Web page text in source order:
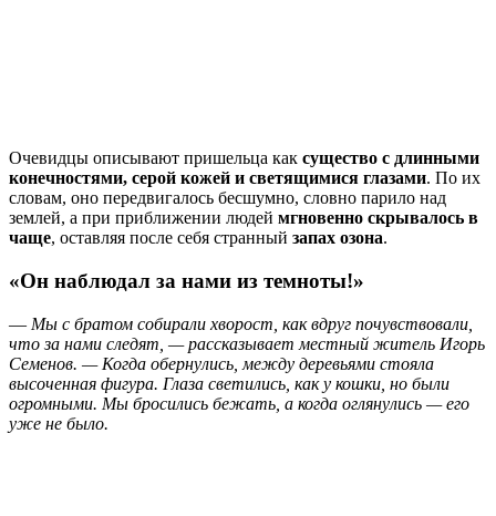
Очевидцы описывают пришельца как существо с длинными
конечностями, серой кожей и светящимися глазами. По их
словам, оно передвигалось бесшумно, словно парило над
землей, а при приближении людей мгновенно скрывалось в
чаще, оставляя после себя странный запах озона.
«Он наблюдал за нами из темноты!»
— Мы с братом собирали хворост, как вдруг почувствовали,
что за нами следят, — рассказывает местный житель Игорь
Семенов. — Когда обернулись, между деревьями стояла
высоченная фигура. Глаза светились, как у кошки, но были
огромными. Мы бросились бежать, а когда оглянулись — его
уже не было.